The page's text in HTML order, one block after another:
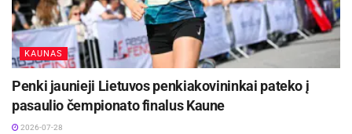
Kauno žaliosios erdvės džiugina nuo pirmųjų
pavasario žiedų iki rudens sezono pabaigos
2026-08-07
Festivalį „ConTempo“ Kaune uždarys sudėtingas
pasirodymas aštuonių metrų aukštyje ir piknikas
KAUNAS
Penki jaunieji Lietuvos penkiakovininkai pateko į
pasaulio čempionato finalus Kaune
2026-07-28